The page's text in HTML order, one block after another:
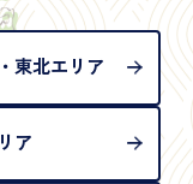
東北エリア
ア